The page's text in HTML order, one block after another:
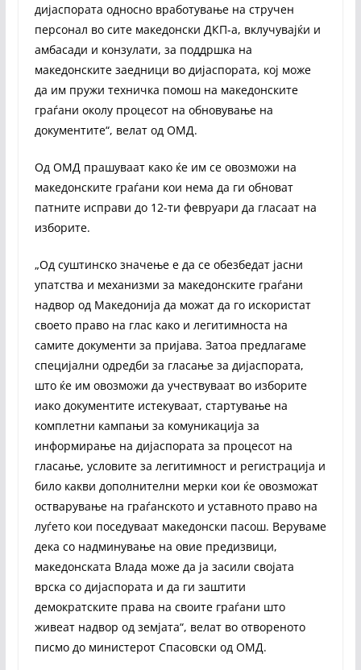
дијаспората односно вработување на стручен
персонал во сите македонски ДКП-а, вклучувајќи и
амбасади и конзулати, за поддршка на
македонските заедници во дијаспората, кој може
да им пружи техничка помош на македонските
граѓани околу процесот на обновување на
документите“, велат од ОМД.
Од ОМД прашуваат како ќе им се овозможи на
македонските граѓани кои нема да ги обноват
патните исправи до 12-ти февруари да гласаат на
изборите.
„Од суштинско значење е да се обезбедат јасни
упатства и механизми за македонските граѓани
надвор од Македонија да можат да го искористат
своето право на глас како и легитимноста на
самите документи за пријава. Затоа предлагаме
специјални одредби за гласање за дијаспората,
што ќе им овозможи да учествуваат во изборите
иако документите истекуваат, стартување на
комплетни кампањи за комуникација за
информирање на дијаспората за процесот на
гласање, условите за легитимност и регистрација и
било какви дополнителни мерки кои ќе овозможат
остварување на граѓанското и уставното право на
луѓето кои поседуваат македонски пасош. Веруваме
дека со надминување на овие предизвици,
македонската Влада може да ја засили својата
врска со дијаспората и да ги заштити
демократските права на своите граѓани што
живеат надвор од земјата“, велат во отвореното
писмо до министерот Спасовски од ОМД.